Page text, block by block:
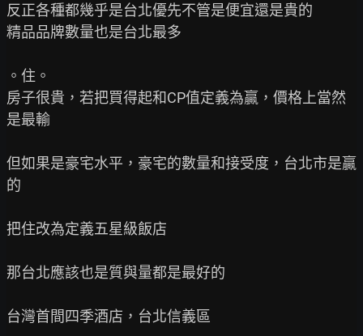
反正各種都幾乎是台北優先不管是便宜還是貴的
精品品牌數量也是台北最多
。住。
房子很貴，若把買得起和CP值定義為贏，價格上當然
是最輸
但如果是豪宅水平，豪宅的數量和接受度，台北市是贏
的
把住改為定義五星級飯店
那台北應該也是質與量都是最好的
台灣首間四季酒店，台北信義區